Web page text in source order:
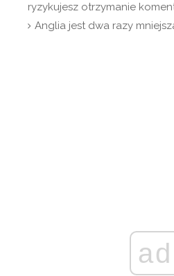
ryzykujesz otrzymanie
Anglia jest dwa razy
ad